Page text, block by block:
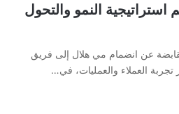
استراتيجية النمو والتحول
عن انضمام مي هلال إلى فريق
العملاء والعمليات، في…